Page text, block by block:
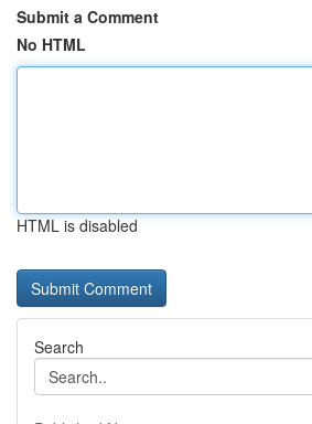
Submit a Comment
No HTML
HTML is disabled
Search